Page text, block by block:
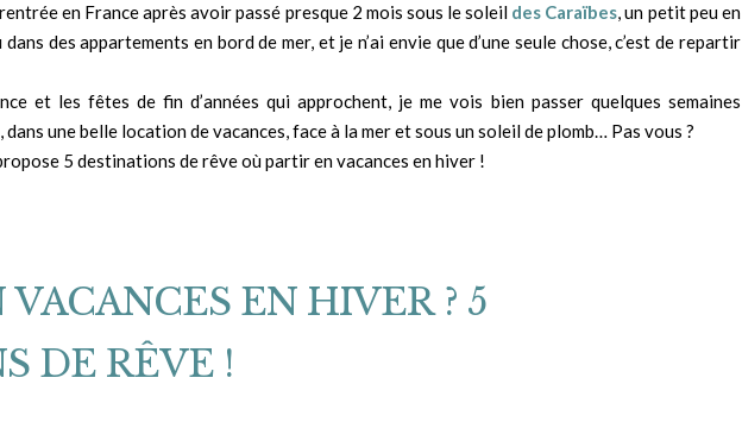
en France après avoir passé presque 2 mois sous le soleil des Caraïbes, un petit peu en
des appartements en bord de mer, et je n’ai envie que d’une seule chose, c’est de repartir
et les fêtes de fin d’années qui approchent, je me vois bien passer quelques semaines
une belle location de vacances, face à la mer et sous un soleil de plomb… Pas vous ?
5 destinations de rêve où partir en vacances en hiver !
EN HIVER ? 5
DE RÊVE !